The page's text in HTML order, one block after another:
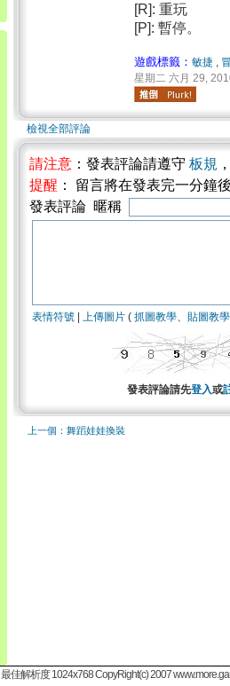
[R]: 重玩
[P]: 暫停。
遊戲標籤： 敏捷 ,
星期二 六月 29,
檢視全部評論
請注意 ：發表評論請遵守 板規
提醒 ： 留言將在發表完一分鐘
發表評論 暱稱
表情符號 上傳圖片 ( 抓圖教學、 貼圖教學
發表評論請先登入或
上一個：舞蹈娃娃換裝
最佳解析度 1024x768 CopyRight(c) 2007